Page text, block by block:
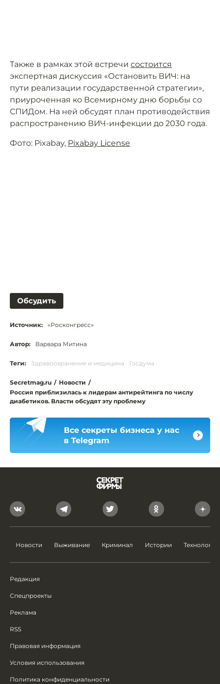
Также в рамках этой встречи состоится
экспертная дискуссия «Остановить ВИЧ: на
пути реализации государственной стратегии»,
приуроченная ко Всемирному дню борьбы со
СПИДом. На ней обсудят план противодействия
распространению ВИЧ-инфекции до 2030 года.
Фото: Pixabay, Pixabay License
Обсудить
Источник: «Росконгресс»
Автор: Варвара Митина
Теги: Здравоохранение и медицина Госдума
Secretmag.ru / Новости /
Россия приблизилась к лидерам антирейтинга по числу
диабетиков. Власти обсудят эту проблему
Все секреты бизнеса у нас
в Telegram
Новости Выживание Криминал Истории Технологии
Редакция
Спецпроекты
Реклама
RSS
Правовая информация
Условия использования
Политика конфиденциальности